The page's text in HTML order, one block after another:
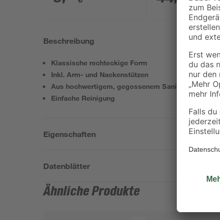
Beschreibung
Klassische rechteckige Form
Inkl. Arm- und Nackenstützen
Aus hochwertigem, gegossenem Sanitäracryl
Einfache Reinigung
Eigenschaften
Datenblätter
Ähnliche Produkte